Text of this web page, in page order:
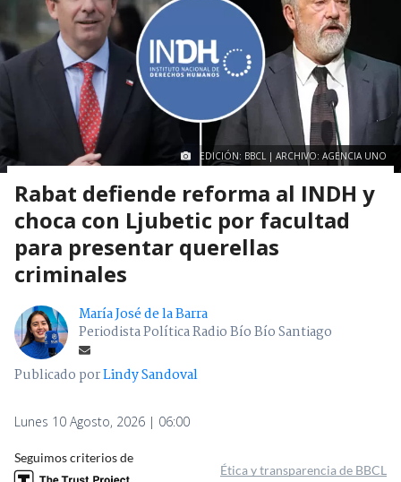
EDICIÓN: BBCL | ARCHIVO: AGENCIA UNO
Rabat defiende reforma al INDH y
choca con Ljubetic por facultad
para presentar querellas
criminales
María José de la Barra
Periodista Política Radio Bío Bío Santiago
Publicado porLindy Sandoval
Lunes 10 Agosto, 2026 | 06:00
Seguimos criterios de
Ética y transparencia de BBCL